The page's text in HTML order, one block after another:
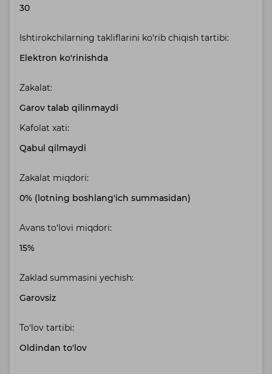
30
Ishtirokchilarning takliflarini ko‘rib chiqish tartibi:
Elektron ko'rinishda
Zakalat:
Garov talab qilinmaydi
Kafolat xati:
Qabul qilmaydi
Zakalat miqdori:
0% (lotning boshlang'ich summasidan)
Avans to‘lovi miqdori:
15%
Zaklad summasini yechish:
Garovsiz
To‘lov tartibi:
Oldindan to'lov